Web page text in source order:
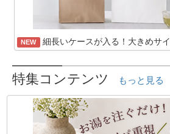
NEW 細長いケースが入る！大きめサ
特集コンテンツ もっと見る